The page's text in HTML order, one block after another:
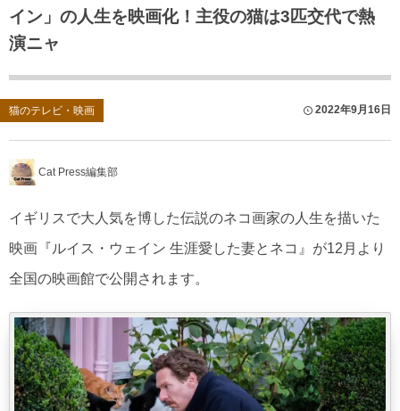
イン」の人生を映画化！主役の猫は3匹交代で熱
演ニャ
猫のテレビ・映画 2022年9月16日
Cat Press編集部
イギリスで大人気を博した伝説のネコ画家の人生を描いた
映画『ルイス・ウェイン 生涯愛した妻とネコ』が12月より
全国の映画館で公開されます。
猫のフリー写真素材